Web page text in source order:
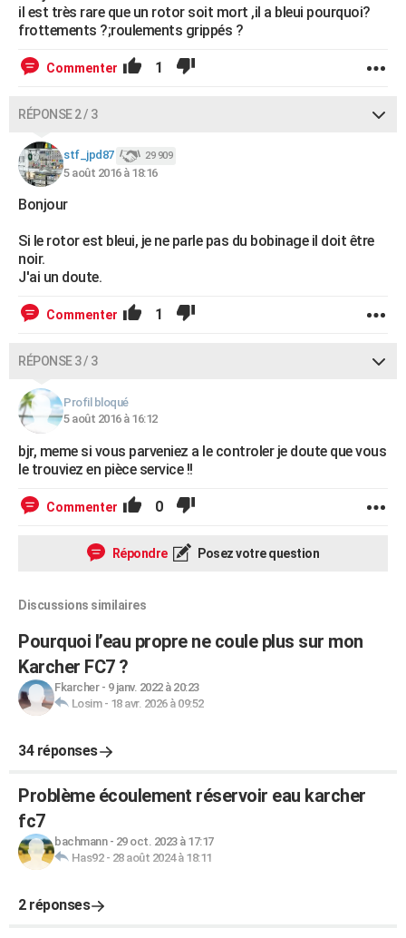
COPAINS D'AVANT
S'inscrire
Se connecter
Lycées
Collèges
Primaires
Universités
Entreprises
Service militaire
Avis de recherche
AVIS DE DÉCÈS
FORUM
Bricolage
Lifestyle
Culture
Sport
Auto
Television
Voyage
Cinema
il est très rare que un rotor soit mort ,il a bleui pourquoi?
frottements ?;roulements grippés ?
Commenter 1
RÉPONSE 2 / 3
stf_jpd87 29 909
5 août 2016 à 18:16
Bonjour
Si le rotor est bleui, je ne parle pas du bobinage il doit être
noir.
J'ai un doute.
Commenter 1
RÉPONSE 3 / 3
Profil bloqué
5 août 2016 à 16:12
bjr, meme si vous parveniez a le controler je doute que vous
le trouviez en pièce service !!
Commenter 0
Répondre Posez votre question
Discussions similaires
Pourquoi l’eau propre ne coule plus sur mon
Karcher FC7 ?
Fkarcher- 9 janv. 2022 à 20:23
Losim- 18 avr. 2026 à 09:52
34 réponses
Problème écoulement réservoir eau karcher
fc7
bachmann- 29 oct. 2023 à 17:17
Has92- 28 août 2024 à 18:11
2 réponses